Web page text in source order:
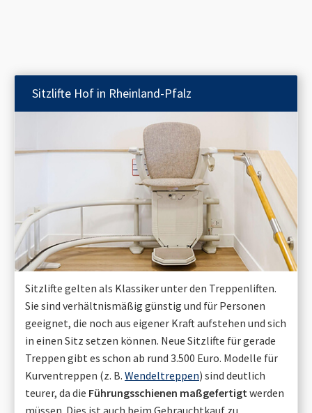
Sitzlifte Hof in Rheinland-Pfalz
Sitzlifte gelten als Klassiker unter den Treppenliften.
Sie sind verhältnismäßig günstig und für Personen
geeignet, die noch aus eigener Kraft aufstehen und sich
in einen Sitz setzen können. Neue Sitzlifte für gerade
Treppen gibt es schon ab rund 3.500 Euro. Modelle für
Kurventreppen (z. B. Wendeltreppen) sind deutlich
teurer, da die Führungsschienen maßgefertigt werden
müssen. Dies ist auch beim Gebrauchtkauf zu